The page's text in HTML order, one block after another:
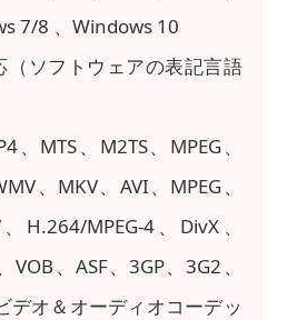
7/8 、Windows 10
（ソフトウェアの表記言語
、MTS、M2TS、MPEG、
、MKV、AVI、MPEG、
H.264/MPEG-4、DivX、
、ASF、3GP、3G2、
デオ＆オーディオコーデッ